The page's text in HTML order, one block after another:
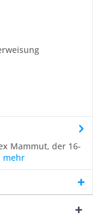
Mammut, der 16-
mehr